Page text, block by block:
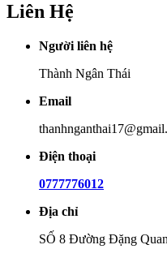
Liên Hệ
Người liên hệ
Thành Ngân Thái
Email
Điện thoại
0777776012
Địa chỉ
SỐ 8 Đường Đặng